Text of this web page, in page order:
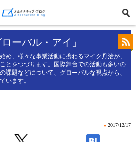
ーバル・アイ」
、様々な事業活動に携わるマイク丹治が、
とをつづります。国際舞台での活動も多いの
課題などについて、グローバルな視点から、
います。
» 2017/12/17